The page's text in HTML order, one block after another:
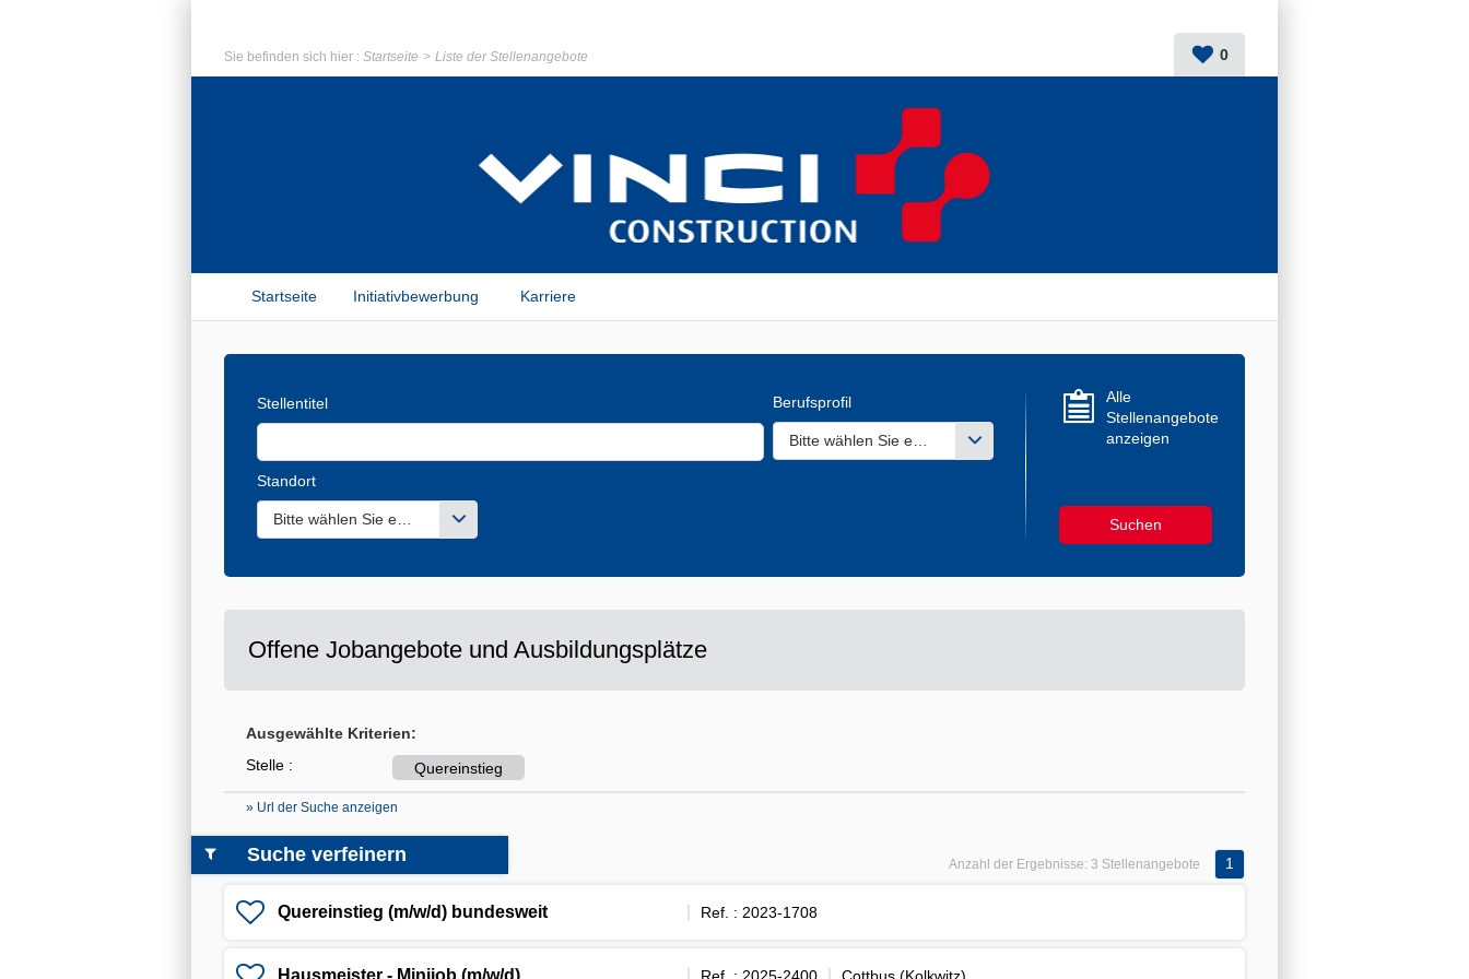
Sie befinden sich hier : Startseite Liste der Stellenangebote 0
Startseite Initiativbewerbung Karriere
Stellentitel Berufsprofil
Bitte wählen Sie einen oder mehrere Werte aus
Standort
Bitte wählen Sie einen oder mehrere Werte aus
Alle
Stellenangebote
anzeigen
Offene Jobangebote und Ausbildungsplätze
Ausgewählte Kriterien:
Stelle :
Quereinstieg
» Url der Suche anzeigen
Anzahl der Ergebnisse: 3 Stellenangebote 1
Quereinstieg (m/w/d) bundesweit Ref. : 2023-1708
Hausmeister - Minijob (m/w/d)
Suche verfeinern